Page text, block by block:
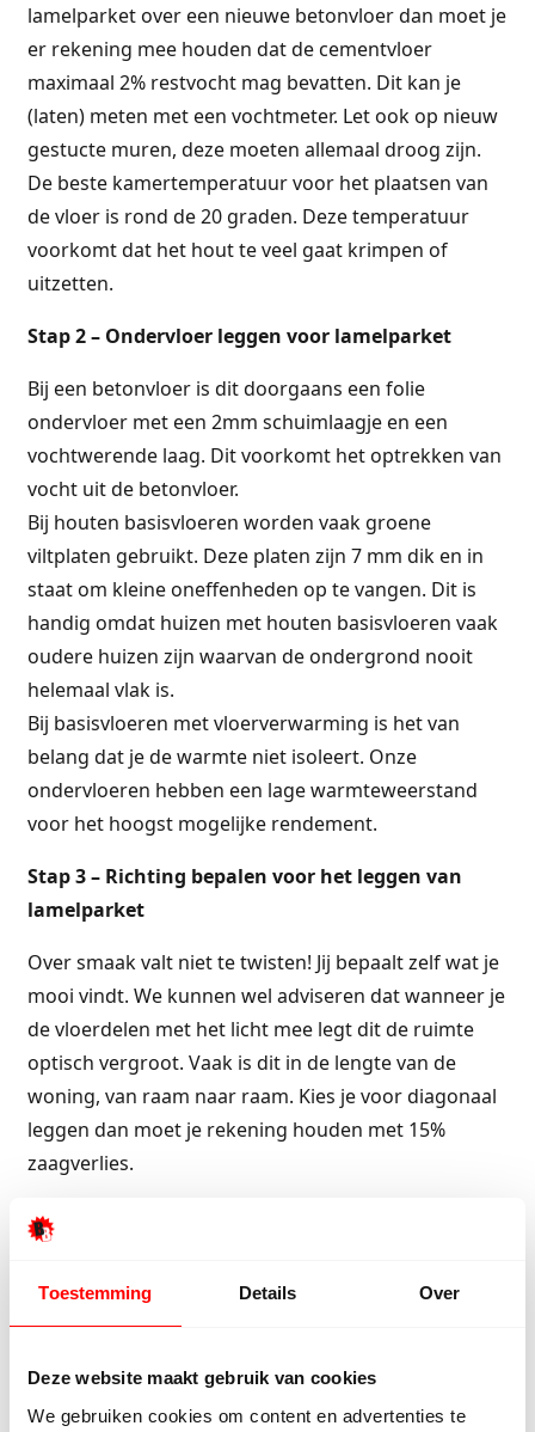
Toestemming Details Over
Deze website maakt gebruik van cookies
We gebruiken cookies om content en advertenties te
lamelparket over een nieuwe betonvloer dan moet je
er rekening mee houden dat de cementvloer
maximaal 2% restvocht mag bevatten. Dit kan je
(laten) meten met een vochtmeter. Let ook op nieuw
gestucte muren, deze moeten allemaal droog zijn.
De beste kamertemperatuur voor het plaatsen van
de vloer is rond de 20 graden. Deze temperatuur
voorkomt dat het hout te veel gaat krimpen of
uitzetten.
Stap 2 – Ondervloer leggen voor lamelparket
Bij een betonvloer is dit doorgaans een folie
ondervloer met een 2mm schuimlaagje en een
vochtwerende laag. Dit voorkomt het optrekken van
vocht uit de betonvloer.
Bij houten basisvloeren worden vaak groene
viltplaten gebruikt. Deze platen zijn 7 mm dik en in
staat om kleine oneffenheden op te vangen. Dit is
handig omdat huizen met houten basisvloeren vaak
oudere huizen zijn waarvan de ondergrond nooit
helemaal vlak is.
Bij basisvloeren met vloerverwarming is het van
belang dat je de warmte niet isoleert. Onze
ondervloeren hebben een lage warmteweerstand
voor het hoogst mogelijke rendement.
Stap 3 – Richting bepalen voor het leggen van
lamelparket
Over smaak valt niet te twisten! Jij bepaalt zelf wat je
mooi vindt. We kunnen wel adviseren dat wanneer je
de vloerdelen met het licht mee legt dit de ruimte
optisch vergroot. Vaak is dit in de lengte van de
woning, van raam naar raam. Kies je voor diagonaal
leggen dan moet je rekening houden met 15%
zaagverlies.
Stap 4 – Beginnen met lamelparket leggen
cm van de wand vrijhouden voor eventuele speling
van het hout. Je kunt hiervoor speciale afstand
blokjes gebruiken. Tip! Gebruik houten wasknijpers,